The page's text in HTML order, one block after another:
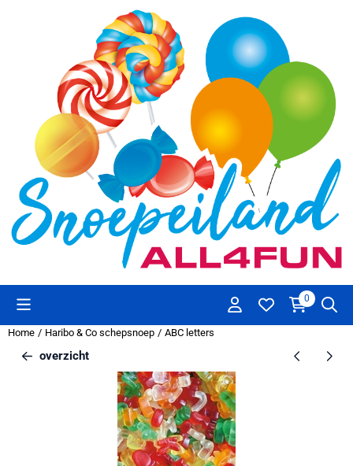
Cookievoorkeuren zijn beschikbaar. Kies instellingen of sta alle
0
Home / Haribo & Co schepsnoep / ABC letters
overzicht